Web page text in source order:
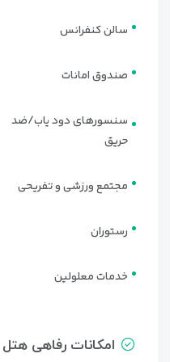
سالن کنفرانس
صندوق امانات
سنسورهای دود یاب/ضد
حریق
مجتمع ورزشی و تفریحی
رستوران
خدمات معلولین
امکانات رفاهی هتل